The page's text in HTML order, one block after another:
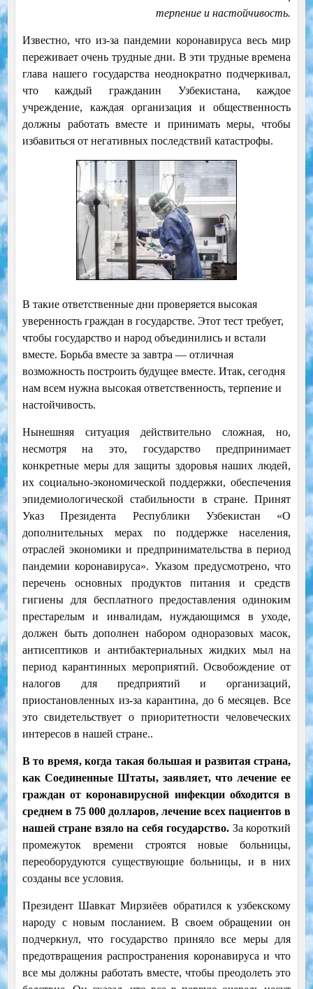
терпение и настойчивость.
Известно, что из-за пандемии коронавируса весь мир
переживает очень трудные дни. В эти трудные времена
глава нашего государства неоднократно подчеркивал,
что каждый гражданин Узбекистана, каждое
учреждение, каждая организация и общественность
должны работать вместе и принимать меры, чтобы
избавиться от негативных последствий катастрофы.
В такие ответственные дни проверяется высокая
уверенность граждан в государстве. Этот тест требует,
чтобы государство и народ объединились и встали
вместе. Борьба вместе за завтра — отличная
возможность построить будущее вместе. Итак, сегодня
нам всем нужна высокая ответственность, терпение и
настойчивость.
Нынешняя ситуация действительно сложная, но,
несмотря на это, государство предпринимает
конкретные меры для защиты здоровья наших людей,
их социально-экономической поддержки, обеспечения
эпидемиологической стабильности в стране. Принят
Указ Президента Республики Узбекистан «О
дополнительных мерах по поддержке населения,
отраслей экономики и предпринимательства в период
пандемии коронавируса». Указом предусмотрено, что
перечень основных продуктов питания и средств
гигиены для бесплатного предоставления одиноким
престарелым и инвалидам, нуждающимся в уходе,
должен быть дополнен набором одноразовых масок,
антисептиков и антибактериальных жидких мыл на
период карантинных мероприятий. Освобождение от
налогов для предприятий и организаций,
приостановленных из-за карантина, до 6 месяцев. Все
это свидетельствует о приоритетности человеческих
интересов в нашей стране..
В то время, когда такая большая и развитая страна,
как Соединенные Штаты, заявляет, что лечение ее
граждан от коронавирусной инфекции обходится в
среднем в 75 000 долларов, лечение всех пациентов в
нашей стране взяло на себя государство. За короткий
промежуток времени строятся новые больницы,
переоборудуются существующие больницы, и в них
созданы все условия.
Президент Шавкат Мирзиёев обратился к узбекскому
народу с новым посланием. В своем обращении он
подчеркнул, что государство приняло все меры для
предотвращения распространения коронавируса и что
все мы должны работать вместе, чтобы преодолеть это